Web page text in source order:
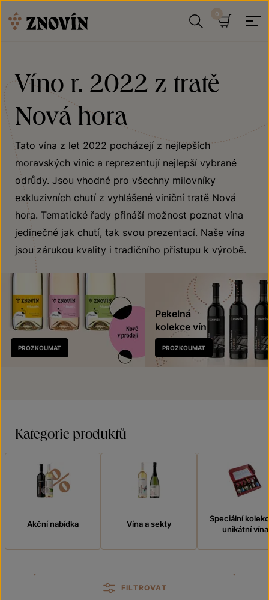
Víno r. 2022 z tratě
Nová hora
Tato vína z let 2022 pocházejí z nejlepších
moravských vinic a reprezentují nejlepší vybrané
odrůdy. Jsou vhodné pro všechny milovníky
exkluzivních chutí z vyhlášené viniční tratě Nová
hora. Tematické řady přináší možnost poznat vína
jedinečné jak chutí, tak svou prezentací. Naše vína
jsou zárukou kvality i tradičního přístupu k výrobě.
Nově
v prodeji
PROZKOUMAT
Pekelná
kolekce vín
PROZKOUMAT
Kategorie produktů
Akční nabídka Vína a sekty
Speciální
unikátní vína
FILTROVAT